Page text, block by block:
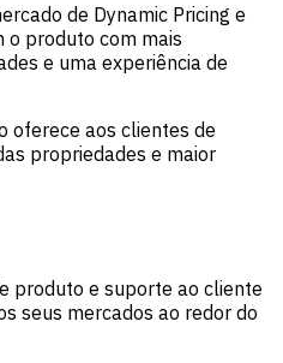
de Dynamic Pricing e
o produto com mais
e uma experiência de
oferece aos clientes de
propriedades e maior
produto e suporte ao cliente
seus mercados ao redor do